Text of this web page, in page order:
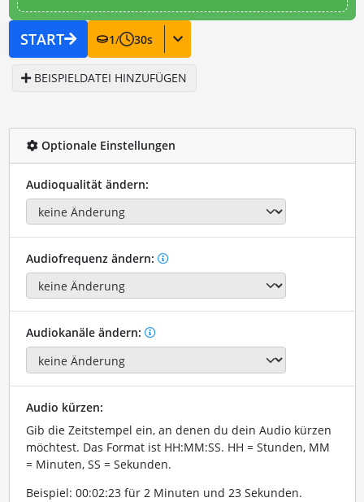
START 1/ 30s
BEISPIELDATEI HINZUFÜGEN
Optionale Einstellungen
Audioqualität ändern:
Audiofrequenz ändern:
Audiokanäle ändern:
Audio kürzen:
Gib die Zeitstempel ein, an denen du dein Audio kürzen
möchtest. Das Format ist HH:MM:SS. HH = Stunden, MM
= Minuten, SS = Sekunden.
Beispiel: 00:02:23 für 2 Minuten und 23 Sekunden.